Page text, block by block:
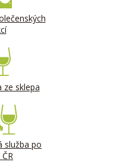
ze sklepa
služba po